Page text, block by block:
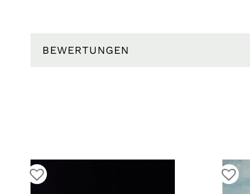
BEWERTUNGEN